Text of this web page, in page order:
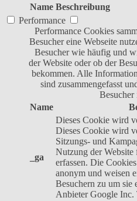
Name Beschreibung
Performance
Performance Cookies
Besucher eine Webseite
Besucher wie häufig und
der Website oder ob der
bekommen. Alle
sind zusammengefasst
Name
_ga
Dieses Cookie wird
Dieses Cookie wird
Sitzungs- und
Nutzung der Website
erfassen. Die
anonym und weisen
Besuchern zu um sie
Anbieter Google Inc.